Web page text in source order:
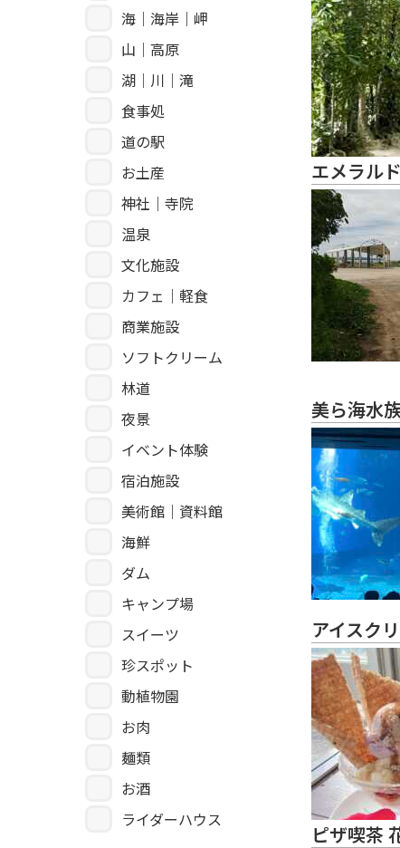
海｜海岸｜岬
山｜高原
湖｜川｜滝
食事処
道の駅
お土産
神社｜寺院
温泉
文化施設
カフェ｜軽食
商業施設
ソフトクリーム
林道
夜景
イベント体験
宿泊施設
美術館｜資料館
海鮮
ダム
キャンプ場
スイーツ
珍スポット
動植物園
お肉
麺類
お酒
ライダーハウス
エメラル
美ら海水
アイスク
ピザ喫茶